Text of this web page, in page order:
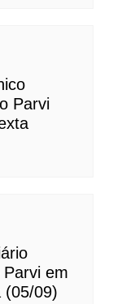
Parvi
em
(05/09)